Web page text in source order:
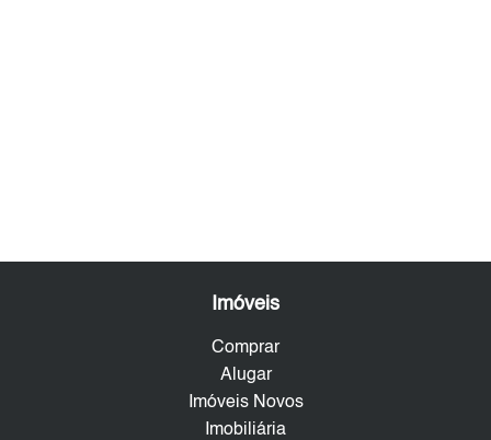
Imóveis
Comprar
Alugar
Imóveis Novos
Imobiliária